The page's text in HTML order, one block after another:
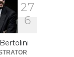
state
27
6